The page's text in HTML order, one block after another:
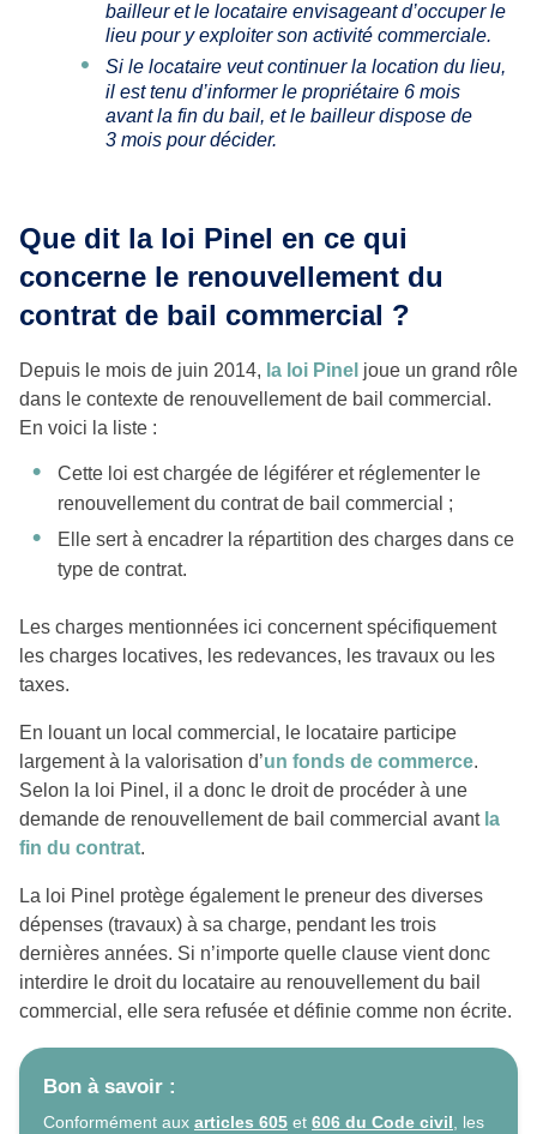
bailleur et le locataire envisageant d’occuper le
lieu pour y exploiter son activité commerciale.
Si le locataire veut continuer la location du lieu,
il est tenu d’informer le propriétaire 6 mois
avant la fin du bail, et le bailleur dispose de
3 mois pour décider.
Que dit la loi Pinel en ce qui
concerne le renouvellement du
contrat de bail commercial ?
Depuis le mois de juin 2014, la loi Pinel joue un grand rôle
dans le contexte de renouvellement de bail commercial.
En voici la liste :
Cette loi est chargée de légiférer et réglementer le
renouvellement du contrat de bail commercial ;
Elle sert à encadrer la répartition des charges dans ce
type de contrat.
Les charges mentionnées ici concernent spécifiquement
les charges locatives, les redevances, les travaux ou les
taxes.
En louant un local commercial, le locataire participe
largement à la valorisation d’un fonds de commerce.
Selon la loi Pinel, il a donc le droit de procéder à une
demande de renouvellement de bail commercial avant la
fin du contrat.
La loi Pinel protège également le preneur des diverses
dépenses (travaux) à sa charge, pendant les trois
dernières années. Si n’importe quelle clause vient donc
interdire le droit du locataire au renouvellement du bail
commercial, elle sera refusée et définie comme non écrite.
Bon à savoir :
Conformément aux articles 605 et 606 du Code civil , les